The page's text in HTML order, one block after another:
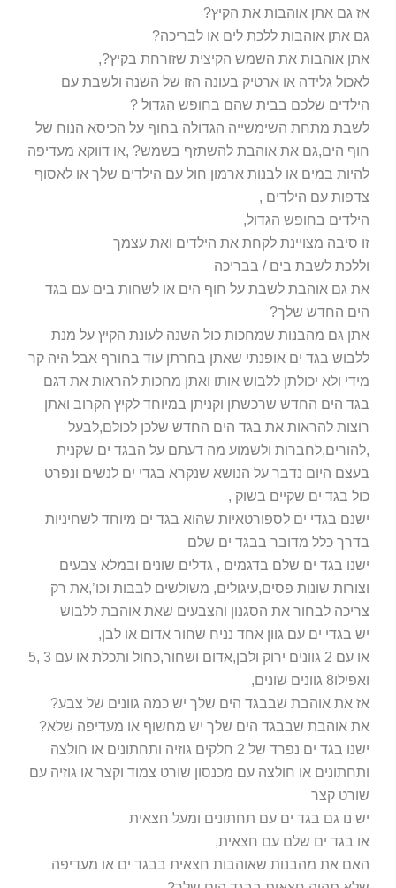
אז גם אתן אוהבות את הקיץ?
גם אתן אוהבות ללכת לים או לבריכה?
אתן אוהבות את השמש הקיצית שזורחת בקיץ?,
לאכול גלידה או ארטיק בעונה הזו של השנה ולשבת עם
הילדים שלכם בבית שהם בחופש הגדול ?
לשבת מתחת השימשייה הגדולה בחוף על הכיסא הנוח של
חוף הים,גם את אוהבת להשתזף בשמש? ,או דווקא מעדיפה
להיות במים או לבנות ארמון חול עם הילדים שלך או לאסוף
צדפות עם הילדים ,
הילדים בחופש הגדול,
זו סיבה מצויינת לקחת את הילדים ואת עצמך
וללכת לשבת בים / בבריכה
את גם אוהבת לשבת על חוף הים או לשחות בים עם בגד
הים החדש שלך?
אתן גם מהבנות שמחכות כול השנה לעונת הקיץ על מנת
ללבוש בגד ים אופנתי שאתן בחרתן עוד בחורף אבל היה קר
מידי ולא יכולתן ללבוש אותו ואתן מחכות להראות את דגם
בגד הים החדש שרכשתן וקניתן במיוחד לקיץ הקרוב ואתן
רוצות להראות את בגד הים החדש שלכן לכולם,לבעל
,להורים,לחברות ולשמוע מה דעתם על הבגד ים שקנית
בעצם היום נדבר על הנושא שנקרא בגדי ים לנשים ונפרט
כול בגד ים שקיים בשוק ,
ישנם בגדי ים לספורטאיות שהוא בגד ים מיוחד לשחיניות
בדרך כלל מדובר בבגד ים שלם
ישנו בגד ים שלם בדגמים , גדלים שונים ובמלא צבעים
וצורות שונות פסים,עיגולים, משולשים לבבות וכו’,את רק
צריכה לבחור את הסגנון והצבעים שאת אוהבת ללבוש
יש בגדי ים עם גוון אחד נניח שחור אדום או לבן,
או עם 2 גוונים ירוק ולבן,אדום ושחור,כחול ותכלת או עם 3 ,5
ואפילו8 גוונים שונים,
אז את אוהבת שבבגד הים שלך יש כמה גוונים של צבע?
את אוהבת שבבגד הים שלך יש מחשוף או מעדיפה שלא?
ישנו בגד ים נפרד של 2 חלקים גוזיה ותחתונים או חולצה
ותחתונים או חולצה עם מכנסון שורט צמוד וקצר או גוזיה עם
שורט קצר
יש נו גם בגד ים עם תחתונים ומעל חצאית
או בגד ים שלם עם חצאית,
האם את מהבנות שאוהבות חצאית בבגד ים או מעדיפה